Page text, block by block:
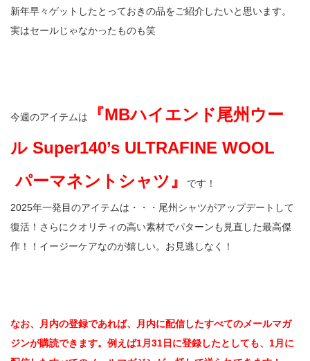
新年早々ゲットしたとっておきの品をご紹介したいと思います。
実はセールじゃなかったものも笑
今週のアイテムは
『MBハイエンド尾州ウー
ル Super140’s ULTRAFINE WOOL
パーマネントシャツ』
です！
2025年一発目のアイテムは・・・尾州シャツがアップデートして
復活！さらにクオリティの高い素材でパターンも見直した最高傑
作！！イージーケアなのが嬉しい。お見逃しなく！
なお、月内の登録であれば、月内に配信したすべてのメールマガ
ジンが購読できます。例えば1月31日に登録したとしても、1月に